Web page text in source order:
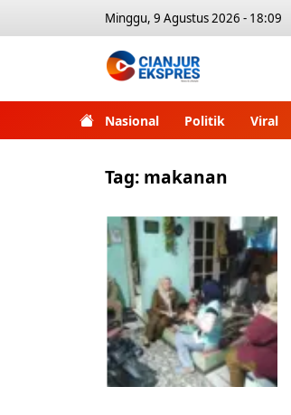
Minggu, 9 Agustus 2026 - 18:09
Nasional Politik Viral
Tag: makanan